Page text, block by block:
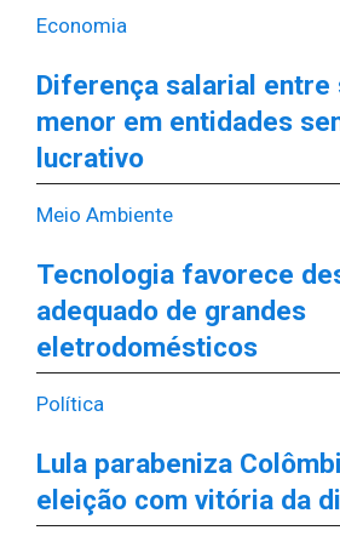
Economia
Diferença salarial entre
menor em entidades
lucrativo
Meio Ambiente
Tecnologia favorece
adequado de grandes
eletrodomésticos
Política
Lula parabeniza
eleição com vitória da